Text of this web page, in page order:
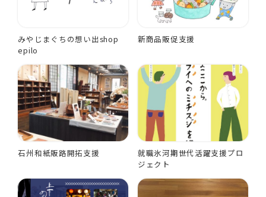
みやじまぐちの想い出shop
epilo
新商品販促支援
石州和紙販路開拓支援
就職氷河期世代活躍支援プロ
ジェクト